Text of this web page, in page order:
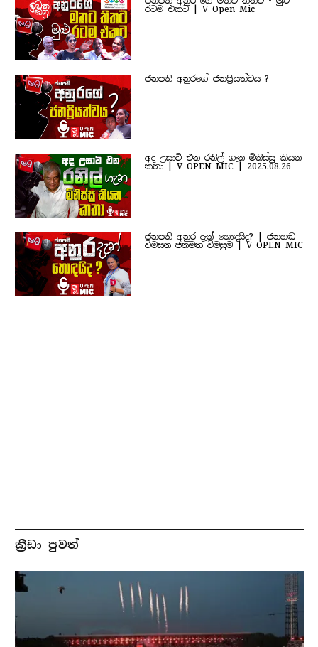
රටම එකට | V Open Mic
ජනපති අනුරගේ ජනප්‍රියත්වය ?
අද උසාවි එන රනිල් ගැන මිනිස්සු කියන
කතා | V OPEN MIC | 2025.08.26
ජනපති අනුර දැන් හොඳයිද? | ජනහඬ
විමසන ජනමත විමසුම | V OPEN MIC
ක්‍රීඩා පුවත්